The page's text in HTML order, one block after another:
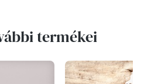
termékei